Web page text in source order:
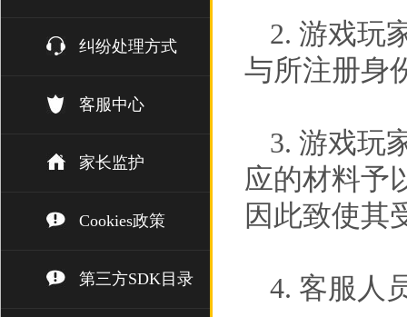
纠纷处理方式
客服中心
家长监护
Cookies政策
第三方SDK目录
2. 游戏玩
与所注册身
3. 游戏玩
应的材料予
因此致使其
4. 客服人